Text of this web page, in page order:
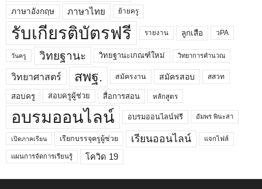
ภาษาอังกฤษ ภาษาไทย ย้ายครู
รับเกียรติบัตรฟรี รายงาน ลูกเสือ วPA
วันครู วิทยฐานะ วิทยฐานะเกณฑ์ใหม่ วิทยาการคำนวณ
วิทยาศาสตร์ สพฐ. สมัครงาน สมัครสอบ สสวท
สอบครู สอบครูผู้ช่วย สื่อการสอน หลักสูตร
อบรมออนไลน์ อบรมออนไลน์ฟรี อัมพร พินะสา
เปิดภาคเรียน เรียกบรรจุครูผู้ช่วย เรียนออนไลน์ แจกไฟล์
แผนการจัดการเรียนรู้ โควิด 19